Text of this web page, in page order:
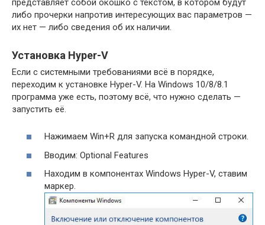
представляет собой окошко с текстом, в котором будут
либо прочерки напротив интересующих вас параметров —
их нет — либо сведения об их наличии.
Установка Hyper-V
Если с системными требованиями всё в порядке,
переходим к установке Hyper-V. На Windows 10/8/8.1
программа уже есть, поэтому всё, что нужно сделать —
запустить её.
Нажимаем Win+R для запуска командной строки.
Вводим: Optional Features
Находим в компонентах Windows Hyper-V, ставим
маркер.